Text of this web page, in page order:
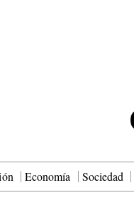
Economía Sociedad